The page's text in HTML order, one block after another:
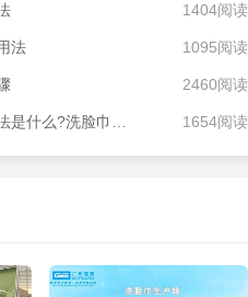
1404阅读
法 1095阅读
2460阅读
1654阅读